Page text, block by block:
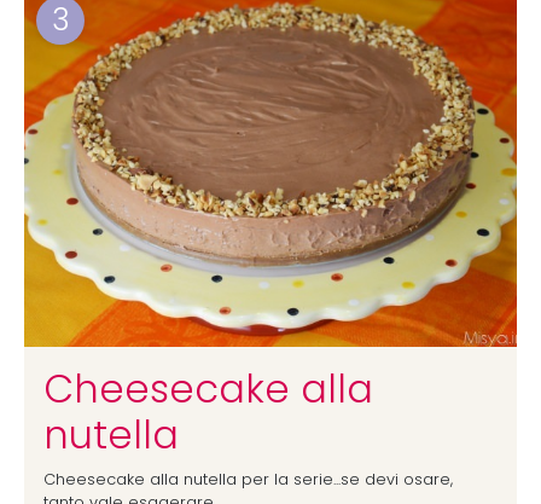
3
Cheesecake alla
nutella
Cheesecake alla nutella per la serie...se devi osare,